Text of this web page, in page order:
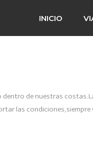
INICIO
de nuestras costas.
las condiciones,